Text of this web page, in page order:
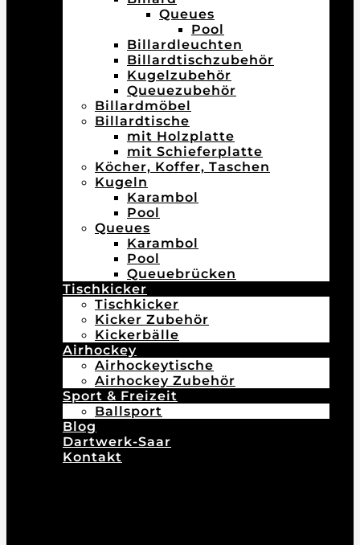
Queues
Pool
Billardleuchten
Billardtischzubehör
Kugelzubehör
Queuezubehör
Billardmöbel
Billardtische
mit Holzplatte
mit Schieferplatte
Köcher, Koffer, Taschen
Kugeln
Karambol
Pool
Queues
Karambol
Pool
Queuebrücken
Tischkicker
Tischkicker
Kicker Zubehör
Kickerbälle
Airhockey
Airhockeytische
Airhockey Zubehör
Sport & Freizeit
Ballsport
Blog
Dartwerk-Saar
Kontakt